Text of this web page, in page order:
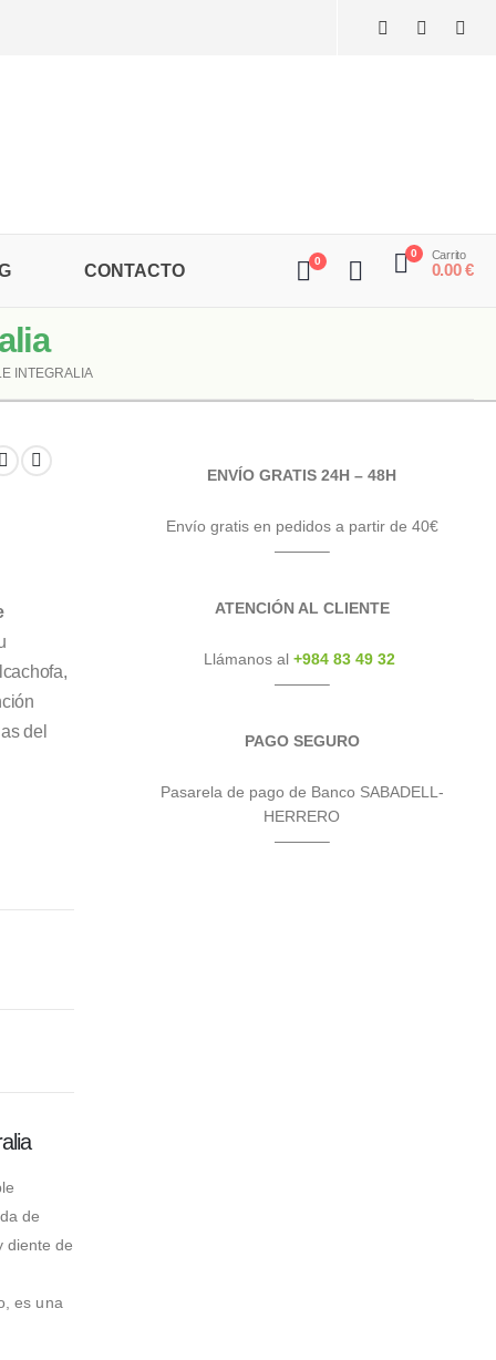
CONTACTO
0
0 Carrito
0.00€
INTEGRALIA
del
de
diente de
es una
ENVÍO GRATIS 24H – 48H
Envío gratis en pedidos a partir de 40€
———–
ATENCIÓN AL CLIENTE
Llámanos al +984 83 49 32
———–
PAGO SEGURO
Pasarela de pago de Banco SABADELL-
HERRERO
———–